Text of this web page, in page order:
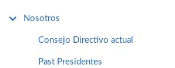
Nosotros
Consejo Directivo actual
Past Presidentes